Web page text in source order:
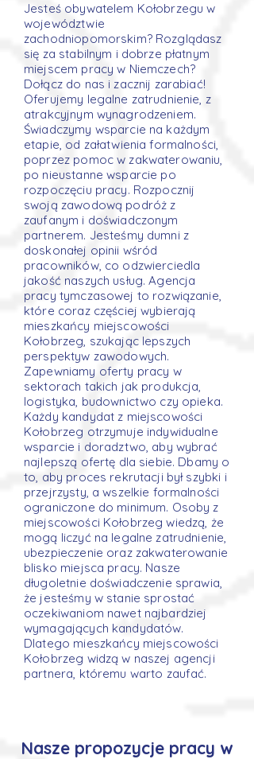
Jesteś obywatelem Kołobrzegu w
województwie
zachodniopomorskim? Rozglądasz
się za stabilnym i dobrze płatnym
miejscem pracy w Niemczech?
Dołącz do nas i zacznij zarabiać!
Oferujemy legalne zatrudnienie, z
atrakcyjnym wynagrodzeniem.
Świadczymy wsparcie na każdym
etapie, od załatwienia formalności,
poprzez pomoc w zakwaterowaniu,
po nieustanne wsparcie po
rozpoczęciu pracy. Rozpocznij
swoją zawodową podróż z
zaufanym i doświadczonym
partnerem. Jesteśmy dumni z
doskonałej opinii wśród
pracowników, co odzwierciedla
jakość naszych usług. Agencja
pracy tymczasowej to rozwiązanie,
które coraz częściej wybierają
mieszkańcy miejscowości
Kołobrzeg, szukając lepszych
perspektyw zawodowych.
Zapewniamy oferty pracy w
sektorach takich jak produkcja,
logistyka, budownictwo czy opieka.
Każdy kandydat z miejscowości
Kołobrzeg otrzymuje indywidualne
wsparcie i doradztwo, aby wybrać
najlepszą ofertę dla siebie. Dbamy o
to, aby proces rekrutacji był szybki i
przejrzysty, a wszelkie formalności
ograniczone do minimum. Osoby z
miejscowości Kołobrzeg wiedzą, że
mogą liczyć na legalne zatrudnienie,
ubezpieczenie oraz zakwaterowanie
blisko miejsca pracy. Nasze
długoletnie doświadczenie sprawia,
że jesteśmy w stanie sprostać
oczekiwaniom nawet najbardziej
wymagających kandydatów.
Dlatego mieszkańcy miejscowości
Kołobrzeg widzą w naszej agencji
partnera, któremu warto zaufać.
Nasze propozycje pracy w